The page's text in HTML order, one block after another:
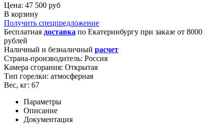
Цена: 47 500 руб
В корзину
Получить спецпредложение
Бесплатная доставка по Екатеринбургу при заказе от 8000
рублей
Наличный и безналичный расчет
Страна-производитель: Россия
Камера сгорания: Открытая
Тип горелки: атмосферная
Вес, кг: 67
Параметры
Описание
Документация